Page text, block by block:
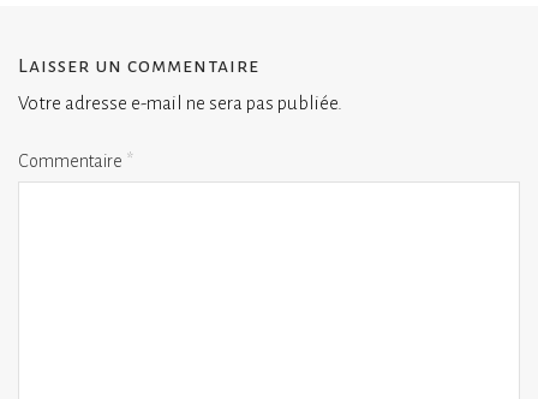
Laisser un commentaire
Votre adresse e-mail ne sera pas publiée.
Commentaire *